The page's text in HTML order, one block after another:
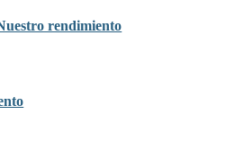
rendimiento